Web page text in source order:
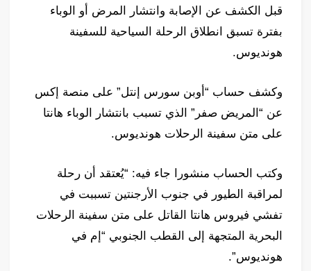
قبل الكشف عن الإصابة وانتشار المرض أو الوباء
بفترة تسبق انطلاق الرحلة السياحية للسفينة
هونديوس.
وكشف حساب “أوبن سورس إنتل” على منصة إكس
عن “المريض صفر” الذي تسبب بانتشار الوباء هانتا
على متن سفينة الرحلات هونديوس.
وكتب الحساب منشورا جاء فيه: “يُعتقد أن رحلة
لمراقبة الطيور في جنوب الأرجنتين تسببت في
تفشي فيروس هانتا القاتل على متن سفينة الرحلات
البحرية المتجهة إلى القطب الجنوبي “إم في
هونديوس”.